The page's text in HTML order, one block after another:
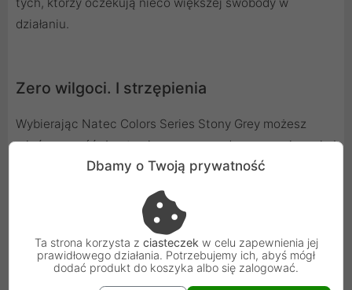
tych, którzy oczekują nieco większej swobody w
działaniu.
Zero wilgoci. I strzępienia
Wybierając Natec Colors Series Stony Grey możesz
mieć pewność, że stawiasz na sprawdzone rozwiązania I
wytrzymałość, która pozwoli Ci korzystać z podkładki
przez długi czas. Oprócz wodoszczelnej warstwy
wierzchniej możesz też liczyć na pełne obszycie.
Wystające nitki i strzępiące się krawędzie? To już Cię
nie dotyczy.
Dbamy o Twoją prywatność
Ta strona korzysta z ciasteczekw celu zapewnienia jej
prawidłowego działania. Potrzebujemy ich, abyś mógł
dodać produkt do koszyka albo się zalogować.